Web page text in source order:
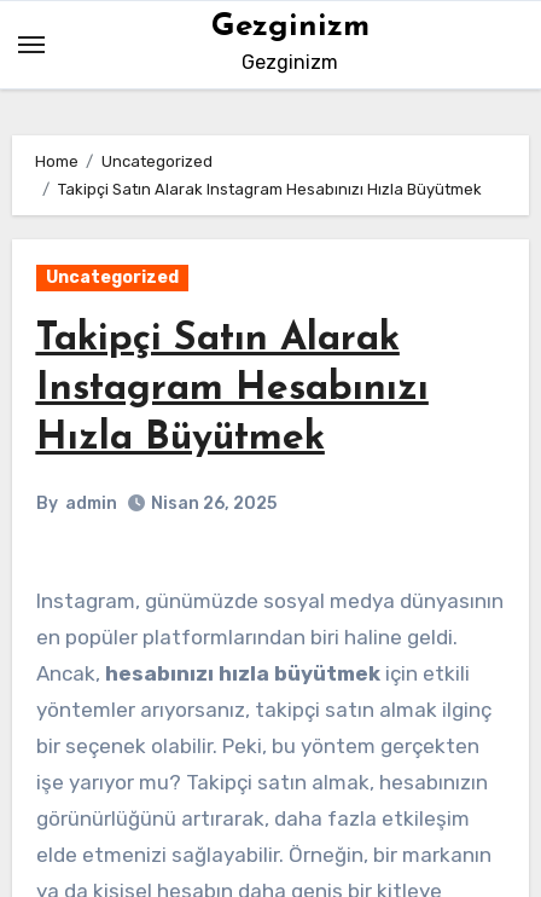
content
Gezginizm
Gezginizm
Home
Uncategorized
Takipçi Satın Alarak Instagram Hesabınızı Hızla Büyütmek
Uncategorized
Takipçi Satın Alarak
Instagram Hesabınızı
Hızla Büyütmek
By admin Nisan 26, 2025
Instagram, günümüzde sosyal medya dünyasının
en popüler platformlarından biri haline geldi.
Ancak, hesabınızı hızla büyütmekiçin etkili
yöntemler arıyorsanız, takipçi satın almak ilginç
bir seçenek olabilir. Peki, bu yöntem gerçekten
işe yarıyor mu? Takipçi satın almak, hesabınızın
görünürlüğünü artırarak, daha fazla etkileşim
elde etmenizi sağlayabilir. Örneğin, bir markanın
ya da kişisel hesabın daha geniş bir kitleye